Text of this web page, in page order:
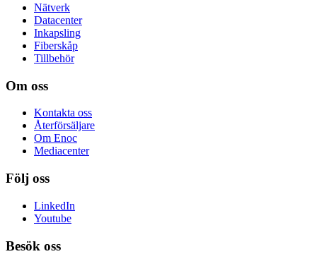
Nätverk
Datacenter
Inkapsling
Fiberskåp
Tillbehör
Om oss
Kontakta oss
Återförsäljare
Om Enoc
Mediacenter
Följ oss
LinkedIn
Youtube
Besök oss